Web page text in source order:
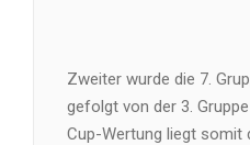
Zweiter wurde die 7.
gefolgt von der 3.
Cup-Wertung liegt somit